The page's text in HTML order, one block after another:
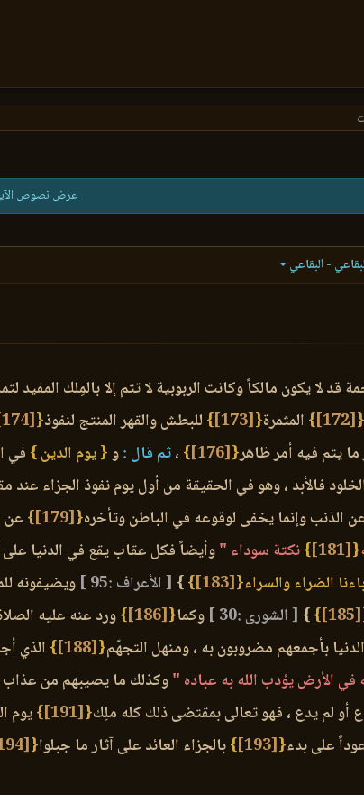
عرض نصوص
- البقاعي
قد لا يكون مالكاً وكانت الربوبية لا تتم إلا بالمِلك المفيد
{
[172]
} المثمرة{
[173]
} للبطش والقهر المنتج لنفوذ{
[174]
ما يتم فيه أمر ظاهر{
[176]
} ،ثم قال :و{ يوم الدين } في
فالأبد ، وهو في الحقيقة من أول يوم نفوذ الجزاء عند
الذنب وإنما يخفى لوقوعه في الباطن وتأخره{
[179]
} عن
{
[181]
}نكتة سوداء "وأيضاً فكل عقاب يقع في الدنيا على
الضراء والسراء{[183]
}
} [ الأعراف :95 ] ويضيفونه
[185]
}
} [ الشورى :30 ] وكما{
[186]
}ورد عنه عليه
بأجمعهم مضروبون به ، ومنهل التجهّم{
[188]
}الذي
الأرض يؤدب الله به عباده "وكذلك ما يصيبهم من عذاب
أو لم يدع ، فهو تعالى بمقتضى ذلك كله ملِك{
[191]
}يوم
على بدء{
[193]
}بالجزاء العائد على آثار ما جبلوا{
[194]